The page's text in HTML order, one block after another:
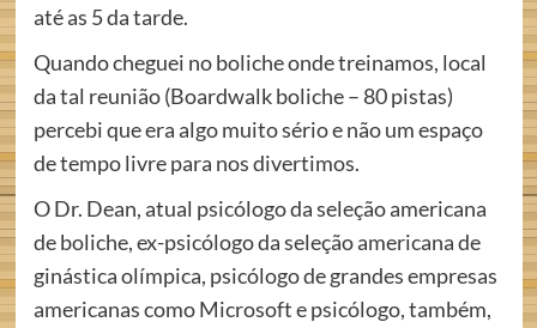
até as 5 da tarde.
Quando cheguei no boliche onde treinamos, local
da tal reunião (Boardwalk boliche – 80 pistas)
percebi que era algo muito sério e não um espaço
de tempo livre para nos divertimos.
O Dr. Dean, atual psicólogo da seleção americana
de boliche, ex-psicólogo da seleção americana de
ginástica olímpica, psicólogo de grandes empresas
americanas como Microsoft e psicólogo, também,